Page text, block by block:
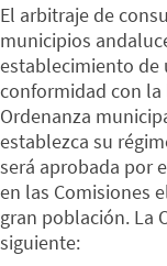
El arbitraje de
municipios
establecimiento de
conformidad con la
Ordenanza
establezca su
será aprobada por
en las Comisiones
gran población. La
siguiente: